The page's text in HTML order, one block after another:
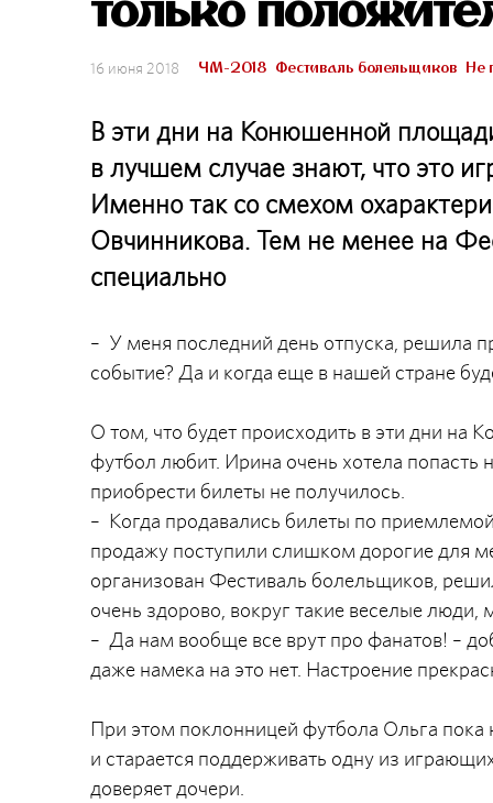
16 июня 2018 ЧМ-2018 Фестиваль болельщиков Не
В эти дни на Конюшенной
в лучшем случае знают, что это
Именно так со смехом
Овчинникова. Тем не менее на
специально
– У меня последний день отпуска, решила
событие? Да и когда еще в нашей стране
О том, что будет происходить в эти дни на
футбол любит. Ирина очень хотела попасть
приобрести билеты не получилось.
– Когда продавались билеты по
продажу поступили слишком дорогие для
организован Фестиваль болельщиков,
очень здорово, вокруг такие веселые
– Да нам вообще все врут про фанатов! –
даже намека на это нет. Настроение
При этом поклонницей футбола Ольга
и старается поддерживать одну из
доверяет дочери.